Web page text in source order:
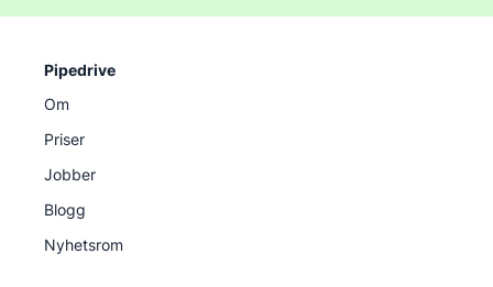
Pipedrive
Om
Priser
Jobber
Blogg
Nyhetsrom